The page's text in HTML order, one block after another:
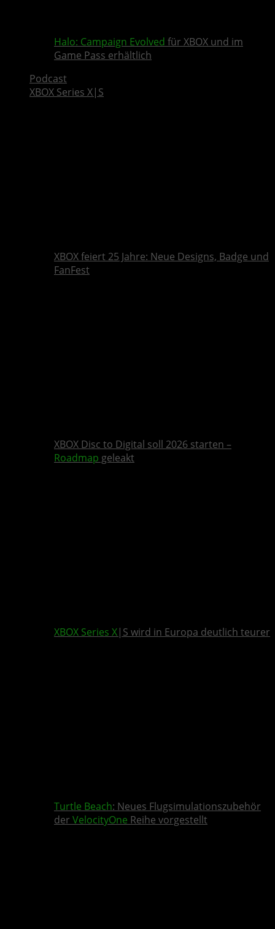
Halo: Campaign Evolved für XBOX und im
Game Pass erhältlich
Podcast
XBOX Series X|S
XBOX feiert 25 Jahre: Neue Designs, Badge und
FanFest
XBOX Disc to Digital soll 2026 starten –
Roadmap geleakt
XBOX Series X|S wird in Europa deutlich teurer
Turtle Beach: Neues Flugsimulationszubehör
der VelocityOne Reihe vorgestellt